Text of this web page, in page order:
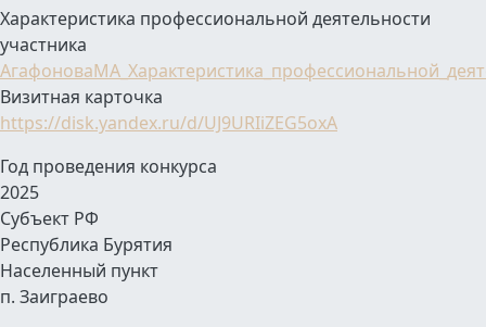
Характеристика профессиональной деятельности
участника
Визитная карточка
https://disk.yandex.ru/d/UJ9URIiZEG5oxA
Год проведения конкурса
2025
Субъект РФ
Республика Бурятия
Населенный пункт
п. Заиграево